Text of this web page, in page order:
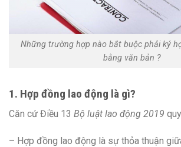
Những trường hợp nào bắt buộc phải ký
bằng văn bản ?
1. Hợp đồng lao động là gì?
Căn cứ Điều 13 Bộ luật lao động 2019
– Hợp đồng lao động là sự thỏa thuận